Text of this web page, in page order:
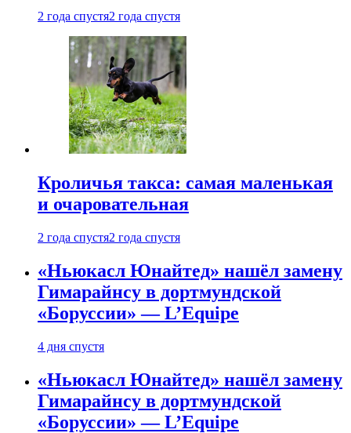
2 года спустя2 года спустя
Кроличья такса: самая маленькая
и очаровательная
2 года спустя2 года спустя
«Ньюкасл Юнайтед» нашёл замену
Гимарайнсу в дортмундской
«Боруссии» — L’Equipe
4 дня спустя
«Ньюкасл Юнайтед» нашёл замену
Гимарайнсу в дортмундской
«Боруссии» — L’Equipe